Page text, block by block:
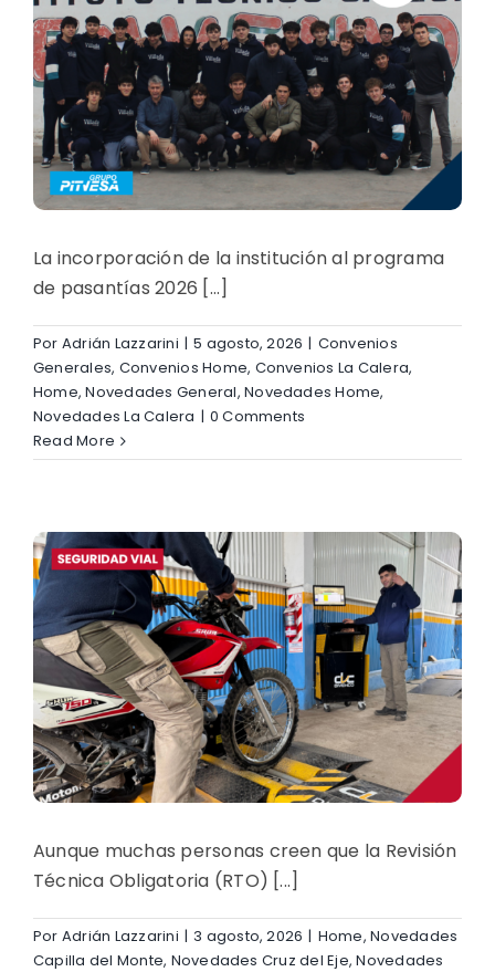
La incorporación de la institución al programa
de pasantías 2026 [...]
Por Adrián Lazzarini | 5 agosto, 2026 | Convenios
Generales, Convenios Home, Convenios La Calera,
Home,Novedades General,Novedades Home,
Novedades La Calera | 0 Comments
Read More
Aunque muchas personas creen que la Revisión
Técnica Obligatoria (RTO) [...]
Por Adrián Lazzarini | 3 agosto, 2026 | Home,Novedades
Capilla del Monte, Novedades Cruz del Eje,Novedades